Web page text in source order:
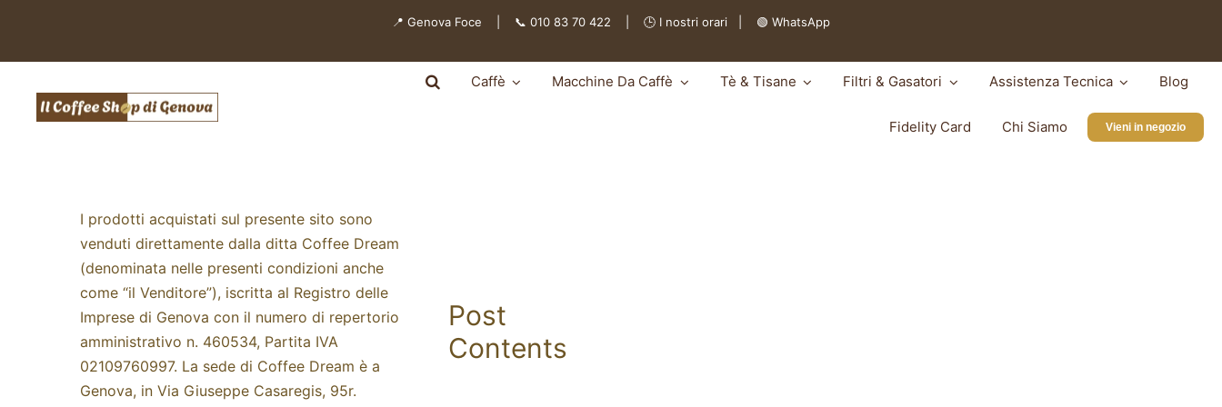
contenuto
📍 Genova Foce | 📞 010 83 70 422 | 🕒 I nostri orari 🟢 WhatsApp
Caffè Macchine Da Caffè Tè & Tisane Filtri & Gasatori Assistenza Tecnica Blog
Fidelity Card Chi Siamo Vieni in negozio
I prodotti acquistati sul presente sito sono
venduti direttamente dalla ditta Coffee Dream
(denominata nelle presenti condizioni anche
come “il Venditore”), iscritta al Registro delle
Imprese di Genova con il numero di repertorio
amministrativo n. 460534, Partita IVA
02109760997. La sede di Coffee Dream è a
Genova, in Via Giuseppe Casaregis, 95r.
Post
Contents